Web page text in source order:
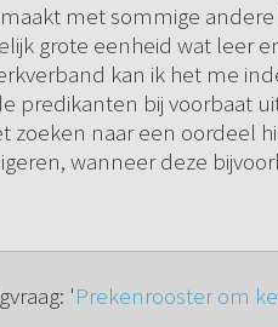
met sommige
grote eenheid wat leer
kan ik het me
predikanten bij voorbaat
zoeken naar een oordeel
wanneer deze
'Prekenrooster om